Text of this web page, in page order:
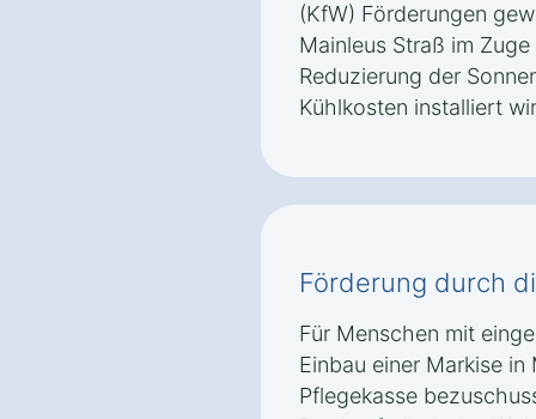
(KfW) Förderungen
Mainleus Straß im
Reduzierung der
Kühlkosten installiert
Förderung durch
Für Menschen mit
Einbau einer Markise
Pflegekasse